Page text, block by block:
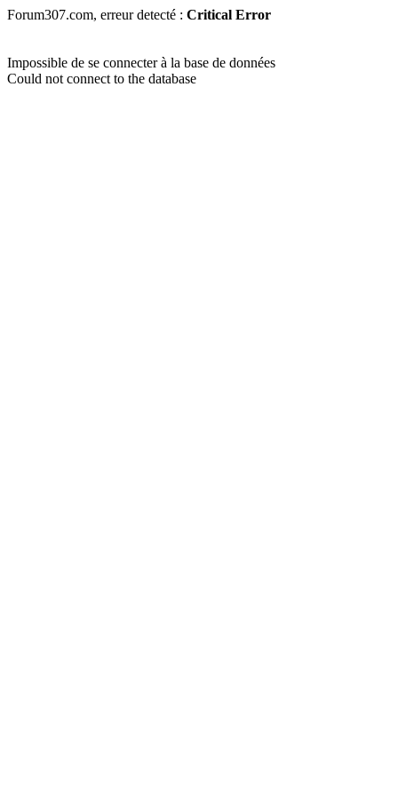
Forum307.com, erreur detecté : Critical Error
Impossible de se connecter à la base de données
Could not connect to the database